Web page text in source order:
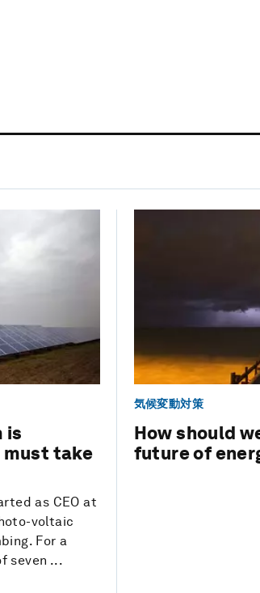
is
must take
as CEO at
voltaic
For a
seven ...
気候変動対策
How should
future of